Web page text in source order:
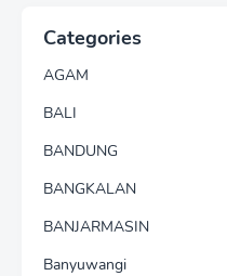
Categories
AGAM
BALI
BANDUNG
BANGKALAN
BANJARMASIN
Banyuwangi